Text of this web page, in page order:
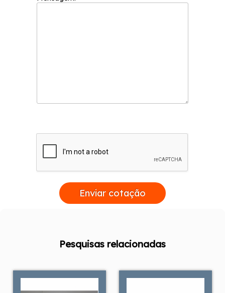
Enviar cotação
Pesquisas relacionadas